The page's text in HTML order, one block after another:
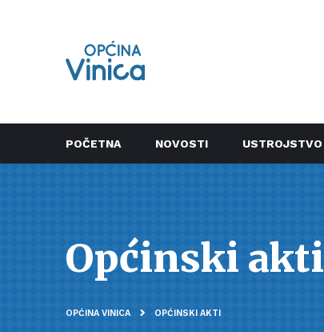
POČETNA NOVOSTI USTROJSTVO
Općinski akti
OPĆINA VINICA OPĆINSKI AKTI